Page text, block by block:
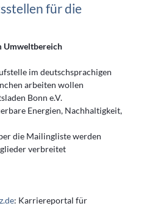
für die
Umweltbereich
im deutschsprachigen
arbeiten wollen
Bonn e.V.
Energien, Nachhaltigkeit,
die Mailingliste werden
verbreitet
: Karriereportal für